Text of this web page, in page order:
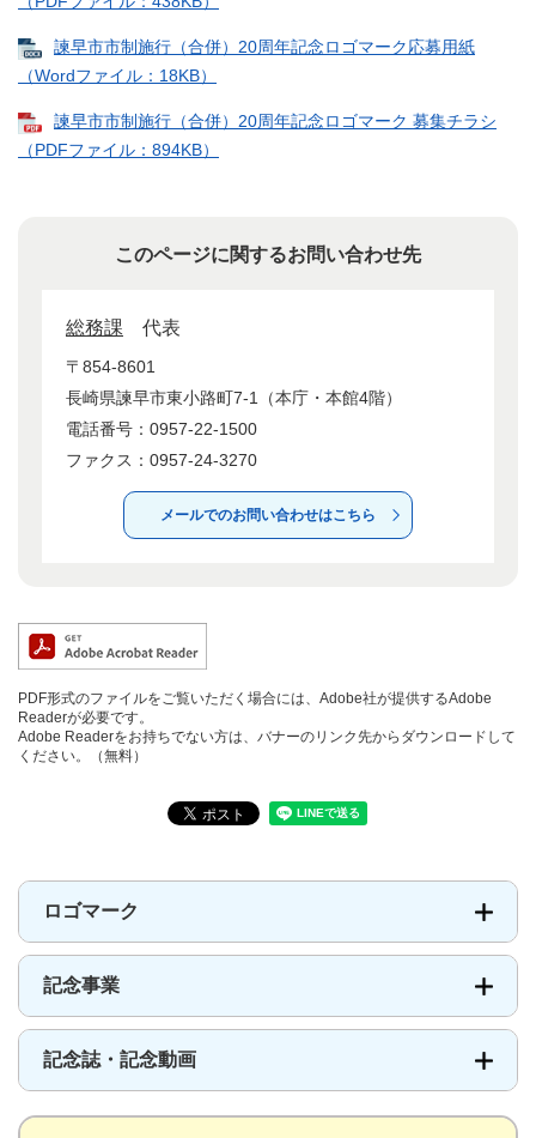
諫早市市制施行（合併）20周年記念ロゴマーク応募用紙
（Wordファイル：18KB）
諫早市市制施行（合併）20周年記念ロゴマーク 募集チラシ
（PDFファイル：894KB）
このページに関するお問い合わせ先
総務課 代表
〒854-8601
長崎県諫早市東小路町7-1（本庁・本館4階）
電話番号：0957-22-1500
ファクス：0957-24-3270
メールでのお問い合わせはこちら
PDF形式のファイルをご覧いただく場合には、Adobe社が提供するAdobe
Readerが必要です。
Adobe Readerをお持ちでない方は、バナーのリンク先からダウンロードして
ください。（無料）
ロゴマーク
記念事業
記念誌・記念動画